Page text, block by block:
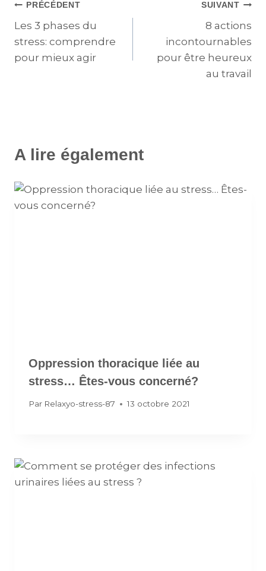
PRÉCÉDENT
Les 3 phases du
stress: comprendre
pour mieux agir
SUIVANT
8 actions
incontournables
pour être heureux
au travail
A lire également
Oppression thoracique liée au
stress… Êtes-vous concerné?
Par Relaxyo-stress-87 13 octobre 2021